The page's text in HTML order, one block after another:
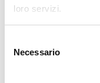
loro servizi.
Necessario